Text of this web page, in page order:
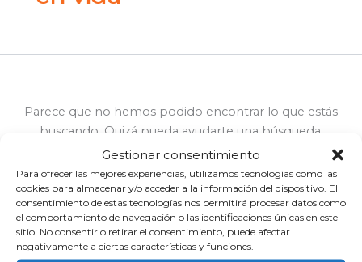
Gestionar consentimiento
Para ofrecer las mejores experiencias, utilizamos tecnologías como las
cookies para almacenar y/o acceder a la información del dispositivo. El
consentimiento de estas tecnologías nos permitirá procesar datos como
el comportamiento de navegación o las identificaciones únicas en este
sitio. No consentir o retirar el consentimiento, puede afectar
negativamente a ciertas características y funciones.
Parece que no hemos podido encontrar lo que estás
buscando. Quizá pueda ayudarte una búsqueda.